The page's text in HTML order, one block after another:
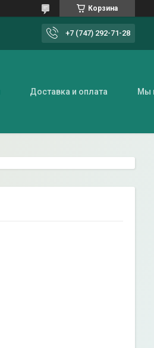
Корзина
+7 (747) 292-71-28
Доставка и оплата Мы